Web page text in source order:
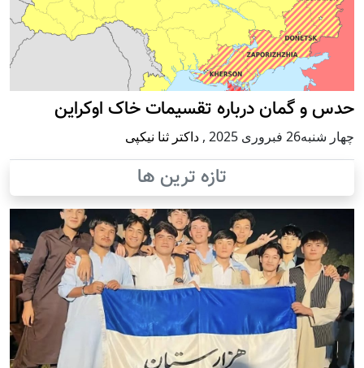
حدس و گمان درباره تقسیمات خاک اوکراین
چهار شنبه26 فبروری 2025 , داکتر ثنا نیکپی
تازه ترین ها